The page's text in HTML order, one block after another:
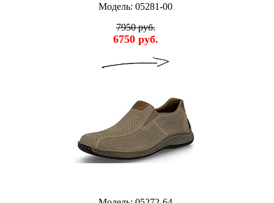
Модель: 05281-00
7950 руб.
6750 руб.